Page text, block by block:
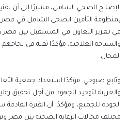
الإصلاح الصحي الشامل، مشيرًا إلى أن
بمنظومة التأمين الصحي الشامل في مصر
في تعزيز التعاون في المستقبل بين مصر
والسياحة العلاجية، مؤكدًا ثقته في نجاحهم
المجال.
وتابع صبوحي: مؤكدًا استعداد جمعية
والعربية لتوحيد الجهود من أجل تحقيق
الجودة للجميع، ومؤكدًا أن الفترة
مختلف مجالات الرعاية الصحية بين مصر